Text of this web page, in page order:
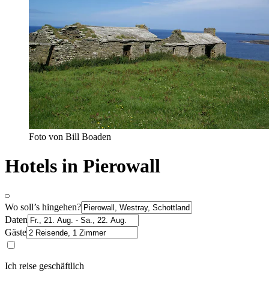
Foto von Bill Boaden
Hotels in Pierowall
Wo soll’s hingehen?
Daten
Gäste
Ich reise geschäftlich